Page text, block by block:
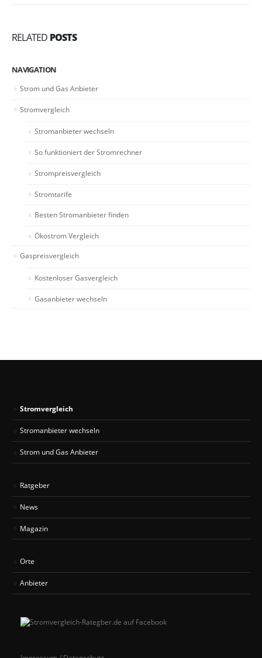
RELATED POSTS
NAVIGATION
Strom und Gas Anbieter
Stromvergleich
Stromanbieter wechseln
So funktioniert der Stromrechner
Strompreisvergleich
Stromtarife
Besten Stromanbieter finden
Ökostrom Vergleich
Gaspreisvergleich
Kostenloser Gasvergleich
Gasanbieter wechseln
Stromvergleich
Stromanbieter wechseln
Strom und Gas Anbieter
Ratgeber
News
Magazin
Orte
Anbieter